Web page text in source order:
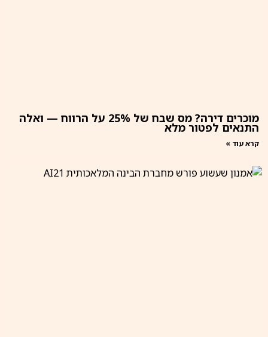
מוכרים דירה? מס שבח של 25% על הרווח — ואלה
התנאים לפטור מלא
קרא עוד »